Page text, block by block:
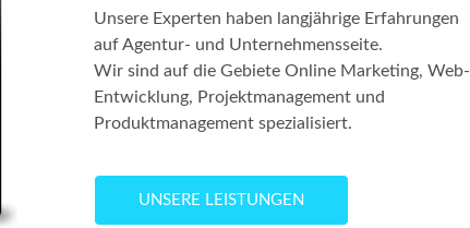
Unsere Experten haben langjährige Erfahrungen
auf Agentur- und Unternehmensseite.
Wir sind auf die Gebiete Online Marketing, Web-
Entwicklung, Projektmanagement und
Produktmanagement spezialisiert.
UNSERE LEISTUNGEN